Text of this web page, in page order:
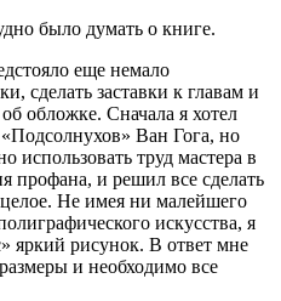
было думать о книге.
еще немало
сделать заставки к главам и
обложке. Сначала я хотел
Ван Гога, но
использовать труд мастера в
профана, и решил все сделать
целое. Не имея ни малейшего
искусства, я
яркий рисунок. В ответ мне
и необходимо все